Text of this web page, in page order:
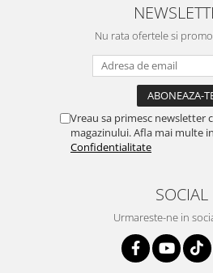
Nu rata ofertele si
Vreau sa primesc newsletter
magazinului. Afla mai multe in
Confidentialitate
SOCIAL
Urmareste-ne in